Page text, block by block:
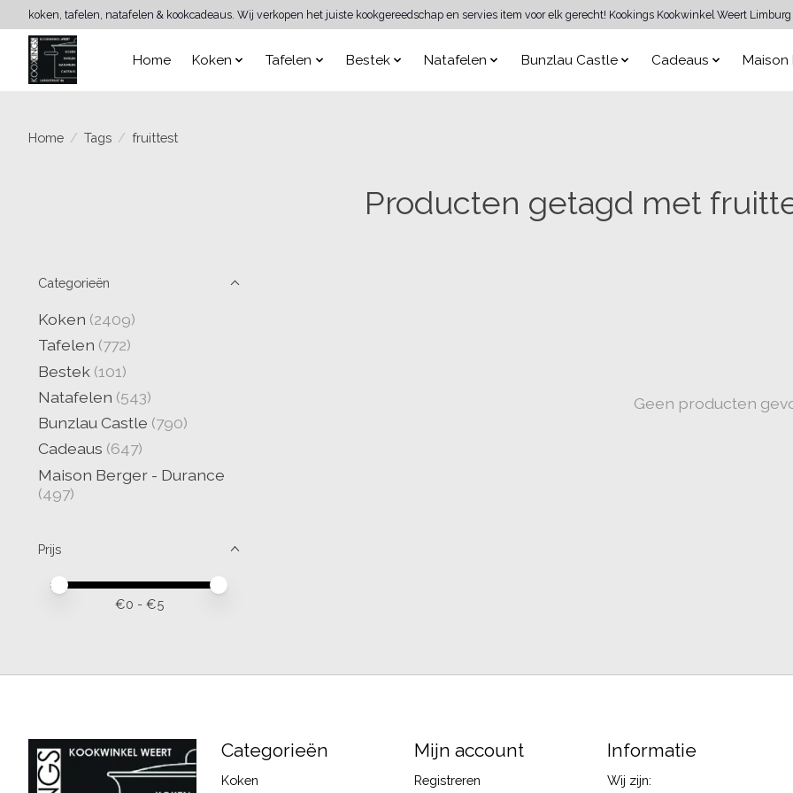
koken, tafelen, natafelen & kookcadeaus. Wij verkopen het juiste kookgereedschap en servies item voor elk gerecht! Kookings Kookwinkel Weert
Home Koken Tafelen Bestek Natafelen Bunzlau Castle Cadeaus Maison
Home / Tags / fruittest
Producten getagd met
Categorieën
Koken (2409)
Tafelen (772)
Bestek (101)
Natafelen (543)
Bunzlau Castle (790)
Cadeaus (647)
Maison Berger - Durance
(497)
Prijs
Minimale prijswaarde
Price maximum value
€0 - €5
Geen producten
Categorieën
Koken
Mijn account
Registreren
Informatie
Wij zijn: